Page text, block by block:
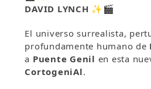
DAVID LYNCH ✨🎬
El universo surrealista,
profundamente humano de
a Puente Genil en esta
CortogeniAl.